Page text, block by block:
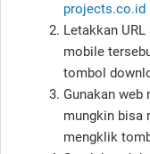
projects.co.id
Letakkan
mobile
tombol
Gunakan
mungkin bisa
mengklik